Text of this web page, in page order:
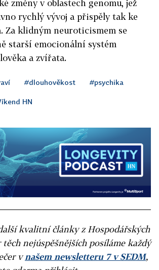
změny v oblastech genomu, jež
rychlý vývoj a přispěly tak ke
Za klidným neuroticismem se
starší emocionální systém
a zvířata.
#dlouhověkost #psychika
HN
kvalitní články z Hospodářských
nejúspěšnějších posíláme každý
vnašem newsletteru 7 v SEDM,